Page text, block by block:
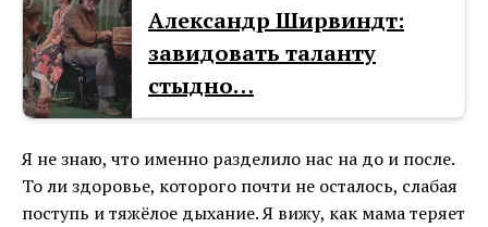
Александр Ширвиндт:
завидовать таланту
стыдно…
Я не знаю, что именно разделило нас на до и после.
То ли здоровье, которого почти не осталось, слабая
поступь и тяжёлое дыхание. Я вижу, как мама теряет